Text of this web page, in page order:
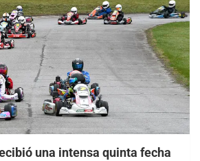
una intensa quinta fecha